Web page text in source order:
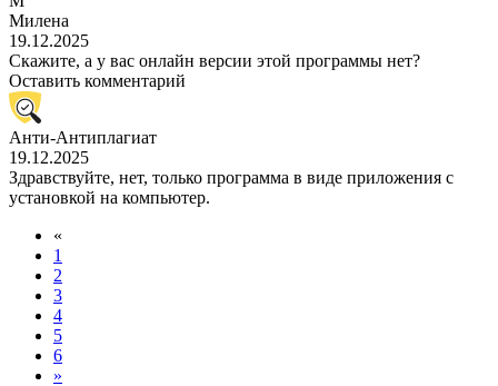
Милена
19.12.2025
Скажите, а у вас онлайн версии этой программы нет?
Оставить комментарий
Анти-Антиплагиат
19.12.2025
Здравствуйте, нет, только программа в виде приложения с
установкой на компьютер.
«
1
2
3
4
5
6
»